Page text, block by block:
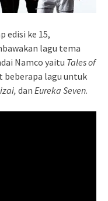
edisi ke 15,
lagu tema
Namco yaitu Tales of
beberapa lagu untuk
dan Eureka Seven.